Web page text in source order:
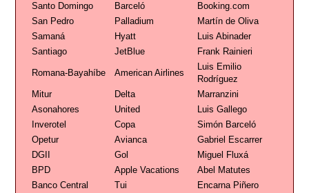
Santo Domingo
Barceló
Booking.com
San Pedro
Palladium
Martín de Oliva
Samaná
Hyatt
Luis Abinader
Santiago
JetBlue Frank Rainieri
Romana-Bayahíbe American Airlines
Luis Emilio
Rodríguez
Mitur
Delta
Marranzini
Asonahores
United
Luis Gallego
Inverotel
Copa
Simón Barceló
Opetur
Avianca
Gabriel Escarrer
DGII
Gol
Miguel Fluxá
BPD
Apple Vacations
Abel Matutes
Banco Central
Tui Encarna Piñero